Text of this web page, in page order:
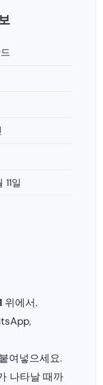
일
위에서.
여넣으세요.
나타날 때까